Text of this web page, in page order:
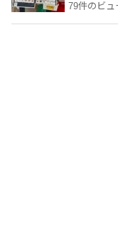
79件のビュ